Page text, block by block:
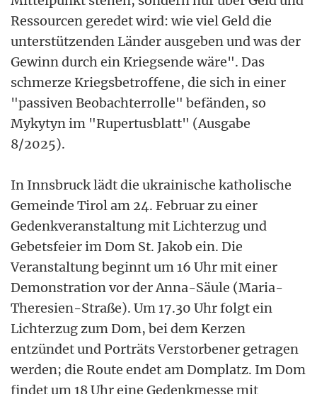
Ressourcen geredet wird: wie viel Geld die
unterstützenden Länder ausgeben und was der
Gewinn durch ein Kriegsende wäre". Das
schmerze Kriegsbetroffene, die sich in einer
"passiven Beobachterrolle" befänden, so
Mykytyn im "Rupertusblatt" (Ausgabe
8/2025).
In Innsbruck lädt die ukrainische katholische
Gemeinde Tirol am 24. Februar zu einer
Gedenkveranstaltung mit Lichterzug und
Gebetsfeier im Dom St. Jakob ein. Die
Veranstaltung beginnt um 16 Uhr mit einer
Demonstration vor der Anna-Säule (Maria-
Theresien-Straße). Um 17.30 Uhr folgt ein
Lichterzug zum Dom, bei dem Kerzen
entzündet und Porträts Verstorbener getragen
werden; die Route endet am Domplatz. Im Dom
findet um 18 Uhr eine Gedenkmesse mit